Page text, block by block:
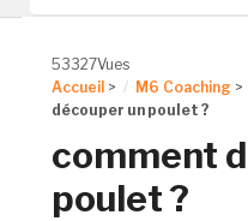
53327Vues
Accueil > M6 Coaching >
découper un poulet ?
comment
poulet ?